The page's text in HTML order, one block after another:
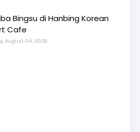
Bingsu di Hanbing Korean
Cafe
August 04, 2026